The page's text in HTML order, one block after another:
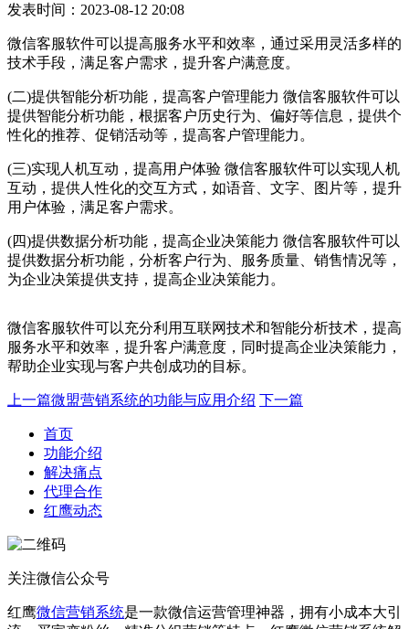
发表时间：2023-08-12 20:08
微信客服软件可以提高服务水平和效率，通过采用灵活多样的
技术手段，满足客户需求，提升客户满意度。
(二)提供智能分析功能，提高客户管理能力 微信客服软件可以
提供智能分析功能，根据客户历史行为、偏好等信息，提供个
性化的推荐、促销活动等，提高客户管理能力。
(三)实现人机互动，提高用户体验 微信客服软件可以实现人机
互动，提供人性化的交互方式，如语音、文字、图片等，提升
用户体验，满足客户需求。
(四)提供数据分析功能，提高企业决策能力 微信客服软件可以
提供数据分析功能，分析客户行为、服务质量、销售情况等，
为企业决策提供支持，提高企业决策能力。
微信客服软件可以充分利用互联网技术和智能分析技术，提高
服务水平和效率，提升客户满意度，同时提高企业决策能力，
帮助企业实现与客户共创成功的目标。
上一篇微盟营销系统的功能与应用介绍 下一篇
首页
功能介绍
解决痛点
代理合作
红鹰动态
关注微信公众号
红鹰微信营销系统是一款微信运营管理神器，拥有小成本大引